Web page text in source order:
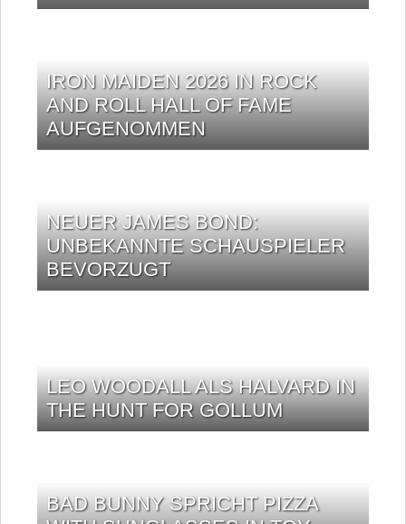
IRON MAIDEN 2026 IN ROCK
AND ROLL HALL OF FAME
AUFGENOMMEN
NEUER JAMES BOND:
UNBEKANNTE SCHAUSPIELER
BEVORZUGT
LEO WOODALL ALS HALVARD IN
THE HUNT FOR GOLLUM
BAD BUNNY SPRICHT PIZZA